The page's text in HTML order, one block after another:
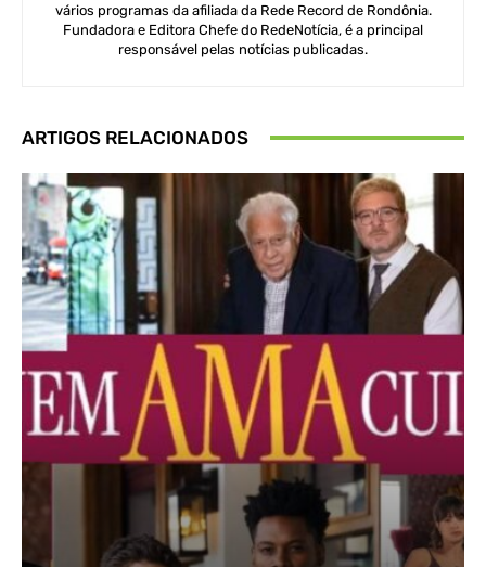
vários programas da afiliada da Rede Record de Rondônia.
Fundadora e Editora Chefe do RedeNotícia, é a principal
responsável pelas notícias publicadas.
ARTIGOS RELACIONADOS